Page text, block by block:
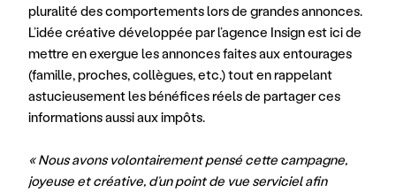
pluralité des comportements lors de grandes annonces.
L’idée créative développée par l’agence Insign est ici de
mettre en exergue les annonces faites aux entourages
(famille, proches, collègues, etc.) tout en rappelant
astucieusement les bénéfices réels de partager ces
informations aussi aux impôts.
« Nous avons volontairement pensé cette campagne,
joyeuse et créative, d’un point de vue serviciel afin